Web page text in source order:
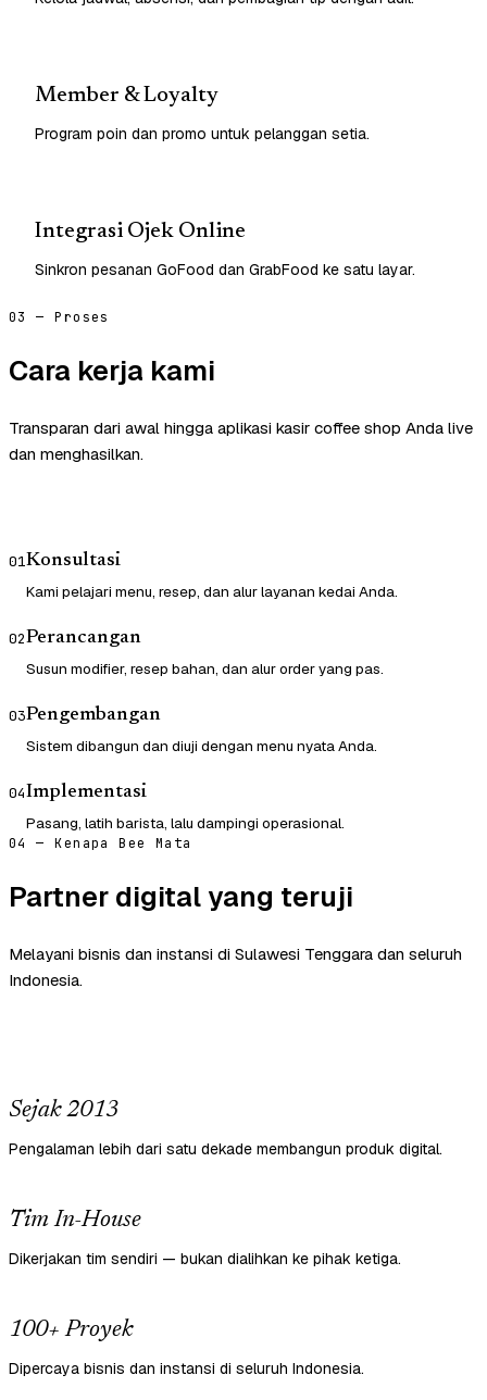
Member & Loyalty
Program poin dan promo untuk pelanggan setia.
Integrasi Ojek Online
Sinkron pesanan GoFood dan GrabFood ke satu layar.
03 — Proses
Cara kerja kami
Transparan dari awal hingga aplikasi kasir coffee shop Anda live
dan menghasilkan.
01Konsultasi
Kami pelajari menu, resep, dan alur layanan kedai Anda.
02Perancangan
Susun modifier, resep bahan, dan alur order yang pas.
03Pengembangan
Sistem dibangun dan diuji dengan menu nyata Anda.
04Implementasi
Pasang, latih barista, lalu dampingi operasional.
04 — Kenapa Bee Mata
Partner digital yang teruji
Melayani bisnis dan instansi di Sulawesi Tenggara dan seluruh
Indonesia.
Sejak 2013
Pengalaman lebih dari satu dekade membangun produk digital.
Tim In-House
Dikerjakan tim sendiri — bukan dialihkan ke pihak ketiga.
100+ Proyek
Dipercaya bisnis dan instansi di seluruh Indonesia.